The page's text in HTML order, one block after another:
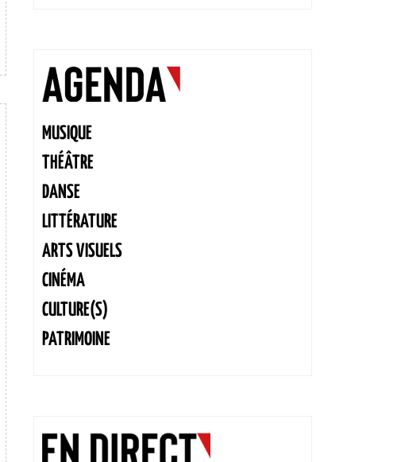
MUSIQUE
THÉÂTRE
DANSE
LITTÉRATURE
ARTS VISUELS
CINÉMA
CULTURE(S)
PATRIMOINE